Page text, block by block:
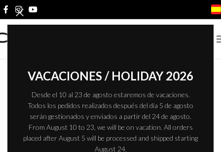
VACACIONES / HOLIDAY 2026
Desde el 10 al 23 de agosto estaremos de vacaciones.
Todos los pedidos realizados después del día 5 de agosto
serán gestionados y enviados a partir del 24 de agosto.
From August 10 to 23, we will be on vacation. All orders
placed after August 5 will be processed and shipped starting
August 24.
Inicio/Productos etiquetados “Primer PLUS”